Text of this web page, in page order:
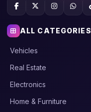
ALL CATEGORIES
Vehicles
Real Estate
Electronics
Home & Furniture